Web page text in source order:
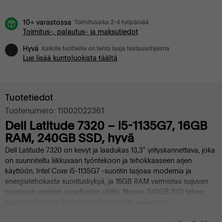
10+ varastossa Toimitusaika 2-4 työpäivää
Toimitus-, palautus- ja maksutiedot
Hyvä Kaikille tuotteille on tehty laaja testausohjelma
Lue lisää kuntoluokista täältä
Tuotetiedot
Tuotenumero: 11002022361
Dell Latitude 7320 – i5-1135G7, 16GB
RAM, 240GB SSD, hyvä
Dell Latitude 7320 on kevyt ja laadukas 13,3” yrityskannettava, joka
on suunniteltu liikkuvaan työntekoon ja tehokkaaseen arjen
käyttöön. Intel Core i5-1135G7 -suoritin tarjoaa modernia ja
energiatehokasta suorituskykyä, ja 16GB RAM varmistaa sujuvan
moniajon useiden sovellusten välillä. Nopea 240GB SSD tekee